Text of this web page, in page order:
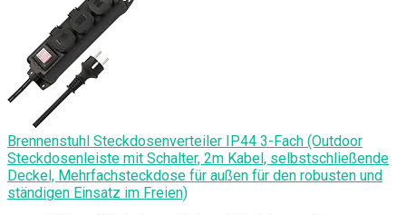
Brennenstuhl Steckdosenverteiler IP44 3-Fach (Outdoor
Steckdosenleiste mit Schalter, 2m Kabel, selbstschließende
Deckel, Mehrfachsteckdose für außen für den robusten und
ständigen Einsatz im Freien)